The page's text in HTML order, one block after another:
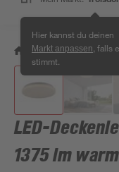
Hier kannst du deinen
Markt anpassen , falls
stimmt.
/ Wohnen & Haushalt
LED-
1375 lm